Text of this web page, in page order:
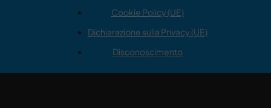
Cookie Policy (UE)
Dichiarazione sulla Privacy (UE)
Disconoscimento